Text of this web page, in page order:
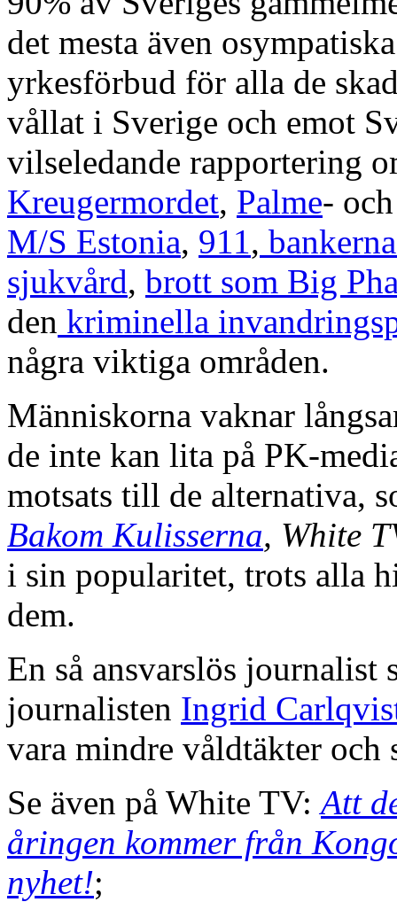
det mesta även
yrkesförbud för alla de
vållat i Sverige och emot
vilseledande rapportering
Kreugermordet, Palme-
M/S Estonia, 911,
sjukvård, brott som Big
den kriminella
några viktiga områden.
Människorna vaknar
de inte kan lita på PK-
motsats till de alternativa,
Bakom Kulisserna, White
i sin popularitet, trots alla
dem.
En så ansvarslös journalist
journalisten Ingrid
vara mindre våldtäkter
Se även på White TV:Att
åringen kommer från
nyhet!;